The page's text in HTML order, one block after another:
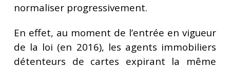
normaliser progressivement.
En effet, au moment de l’entrée en vigueur
de la loi (en 2016), les agents immobiliers
détenteurs de cartes expirant la même